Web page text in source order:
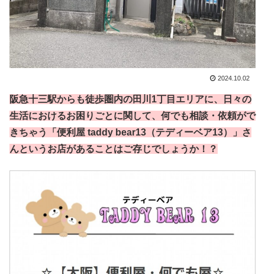
2024.10.02
阪急十三駅からも徒歩圏内の田川1丁目エリアに、日々の
生活におけるお困りごとに関して、何でも相談・依頼がで
きちゃう「便利屋 taddy bear13（テディーベア13）」さ
んというお店があることはご存じでしょうか！？